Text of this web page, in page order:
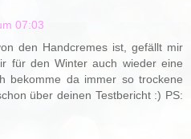
07:03
den Handcremes ist, gefällt mir
für den Winter auch wieder eine
bekomme da immer so trockene
über deinen Testbericht :) PS: